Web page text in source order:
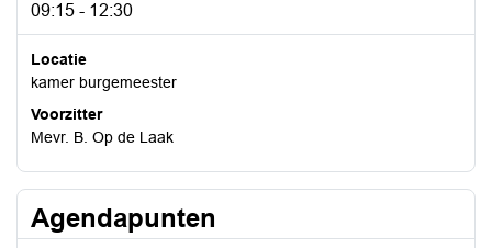
09:15 - 12:30
Locatie
kamer burgemeester
Voorzitter
Mevr. B. Op de Laak
Agendapunten